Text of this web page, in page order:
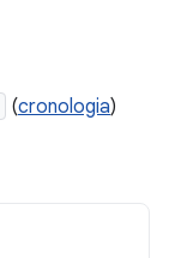
(cronologia)